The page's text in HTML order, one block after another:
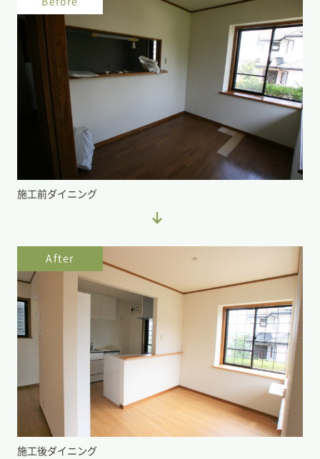
施工前ダイニング
After
施工後ダイニング